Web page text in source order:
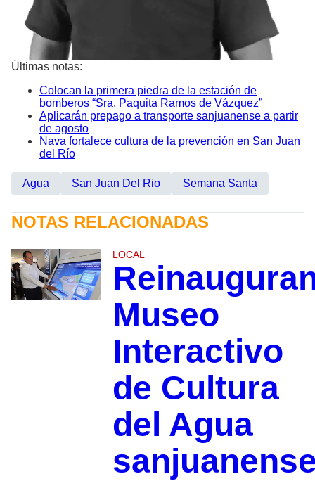
Últimas notas:
Colocan la primera piedra de la estación de
bomberos “Sra. Paquita Ramos de Vázquez”
Aplicarán prepago a transporte sanjuanense a partir
de agosto
Nava fortalece cultura de la prevención en San Juan
del Río
Agua San Juan Del Rio Semana Santa
NOTAS RELACIONADAS
LOCAL
Museo
Interactivo
de Cultura
del Agua